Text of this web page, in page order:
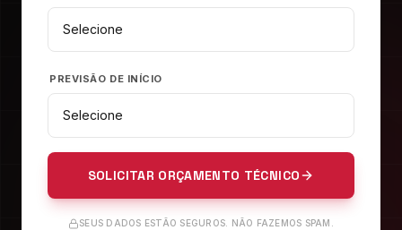
PREVISÃO DE INÍCIO
SOLICITAR ORÇAMENTO TÉCNICO
SEUS DADOS ESTÃO SEGUROS. NÃO FAZEMOS SPAM.